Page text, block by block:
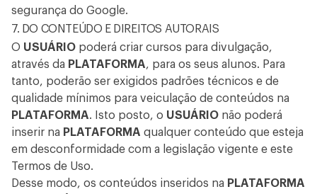
segurança do Google.
7. DO CONTEÚDO E DIREITOS AUTORAIS
O USUÁRIO poderá criar cursos para divulgação,
através da PLATAFORMA, para os seus alunos. Para
tanto, poderão ser exigidos padrões técnicos e de
qualidade mínimos para veiculação de conteúdos na
PLATAFORMA. Isto posto, o USUÁRIO não poderá
inserir na PLATAFORMA qualquer conteúdo que esteja
em desconformidade com a legislação vigente e este
Termos de Uso.
Desse modo, os conteúdos inseridos na PLATAFORMA